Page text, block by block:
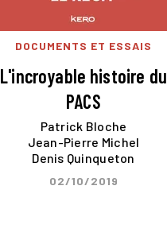
DOCUMENTS ET ESSAIS
L'incroyable histoire du
PACS
Patrick Bloche
Jean-Pierre Michel
Denis Quinqueton
02/10/2019